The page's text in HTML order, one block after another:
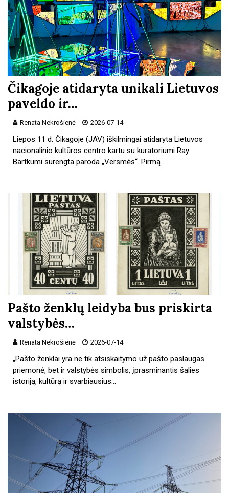
Čikagoje atidaryta unikali Lietuvos
paveldo ir…
Renata Nekrošienė 2026-07-14
Liepos 11 d. Čikagoje (JAV) iškilmingai atidaryta Lietuvos
nacionalinio kultūros centro kartu su kuratoriumi Ray
Bartkumi surengta paroda „Versmės“. Pirmą…
Pašto ženklų leidyba bus priskirta
valstybės…
Renata Nekrošienė 2026-07-14
„Pašto ženklai yra ne tik atsiskaitymo už pašto paslaugas
priemonė, bet ir valstybės simbolis, įprasminantis šalies
istoriją, kultūrą ir svarbiausius…